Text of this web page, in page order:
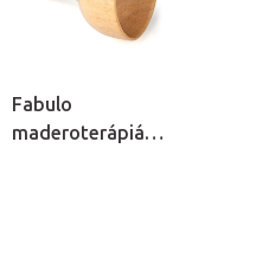
Fabulo
maderoterápiás